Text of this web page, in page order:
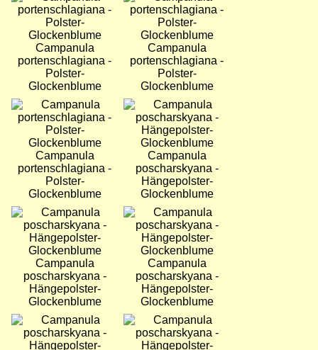
Campanula
portenschlagiana -
Polster-
Glockenblume
Campanula
portenschlagiana -
Polster-
Glockenblume
Bild
Campanula
portenschlagiana -
Polster-
Glockenblume
Bild
Campanula
poscharskyana -
Hängepolster-
Glockenblume
Bild
Campanula
poscharskyana -
Hängepolster-
Glockenblume
Bild
Campanula
poscharskyana -
Hängepolster-
Glockenblume
Bild
Bild